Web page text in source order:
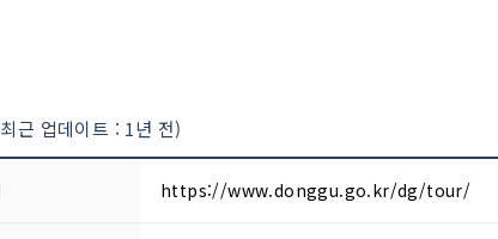
근 업데이트 : 1년 전)
https://www.donggu.go.kr/dg/tour/